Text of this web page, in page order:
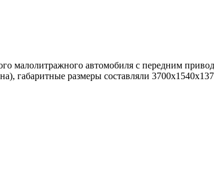
малолитражного автомобиля с передним
габаритные размеры составляли